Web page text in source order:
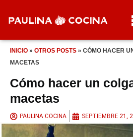
INICIO » OTROS POSTS » CÓMO HACER
MACETAS
Cómo hacer un
macetas
PAULINA COCINA SEPTIEMBRE 21,